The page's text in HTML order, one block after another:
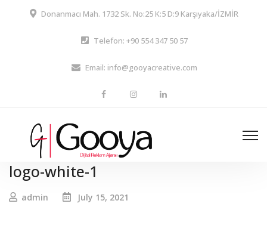
Donanmacı Mah. 1732 Sk. No:25 K:5 D:9 Karşıyaka/İZMİR
Telefon: +90 554 347 50 57
Email: info@gooyacreative.com
logo-white-1
admin July 15, 2021